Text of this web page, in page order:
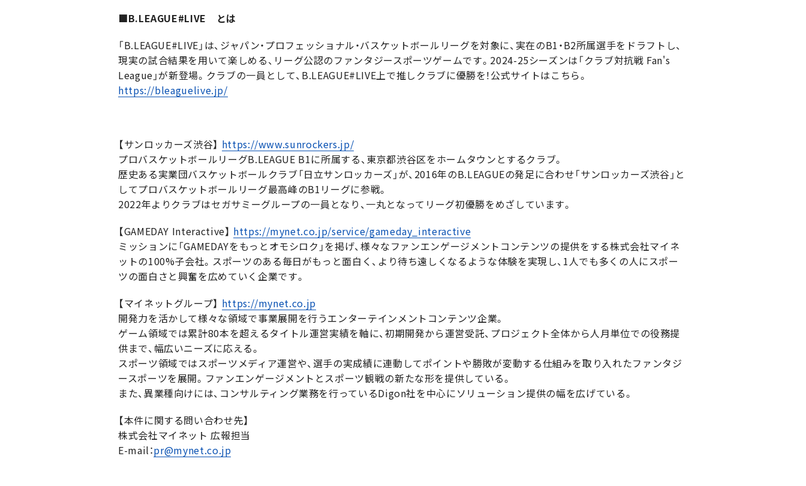
■B.LEAGUE#LIVE とは
「B.LEAGUE#LIVE」は、ジャパン・プロフェッショナル・バスケットボールリーグを対象に、実在のB1・B2所属選手をドラフトし、
現実の試合結果を用いて楽しめる、リーグ公認のファンタジースポーツゲームです。2024-25シーズンは「クラブ対抗戦 Fan's
League」が新登場。クラブの一員として、B.LEAGUE#LIVE上で推しクラブに優勝を！公式サイトはこちら。
https://bleaguelive.jp/
【サンロッカーズ渋谷】 https://www.sunrockers.jp/
プロバスケットボールリーグB.LEAGUE B1に所属する、東京都渋谷区をホームタウンとするクラブ。
歴史ある実業団バスケットボールクラブ「日立サンロッカーズ」が、2016年のB.LEAGUEの発足に合わせ「サンロッカーズ渋谷」と
してプロバスケットボールリーグ最高峰のB1リーグに参戦。
2022年よりクラブはセガサミーグループの一員となり、一丸となってリーグ初優勝をめざしています。
【GAMEDAY Interactive】 https://mynet.co.jp/service/gameday_interactive
ミッションに「GAMEDAYをもっとオモシロク」を掲げ、様々なファンエンゲージメントコンテンツの提供をする株式会社マイネ
ットの100%子会社。スポーツのある毎日がもっと面白く、より待ち遠しくなるような体験を実現し、1人でも多くの人にスポー
ツの面白さと興奮を広めていく企業です。
【マイネットグループ】 https://mynet.co.jp
開発力を活かして様々な領域で事業展開を行うエンターテインメントコンテンツ企業。
ゲーム領域では累計80本を超えるタイトル運営実績を軸に、初期開発から運営受託、プロジェクト全体から人月単位での役務提
供まで、幅広いニーズに応える。
スポーツ領域ではスポーツメディア運営や、選手の実成績に連動してポイントや勝敗が変動する仕組みを取り入れたファンタジ
ースポーツを展開。ファンエンゲージメントとスポーツ観戦の新たな形を提供している。
また、異業種向けには、コンサルティング業務を行っているDigon社を中心にソリューション提供の幅を広げている。
【本件に関する問い合わせ先】
株式会社マイネット 広報担当
E-mail：pr@mynet.co.jp